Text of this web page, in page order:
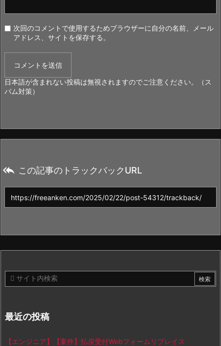
次回のコメントで使用するためブラウザーに自分の名前、メール
アドレス、サイトを保存する。
日本語が含まれない投稿は無視されますのでご注意ください。（ス
パム対策）
 この記事のトラックバックURL
最近の投稿
【エンジニア】【案件】払戻受付Webフォームリプレイス